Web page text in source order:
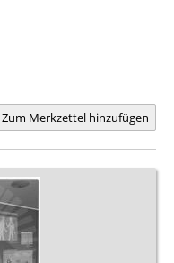
Zum Merkzettel hinzufügen